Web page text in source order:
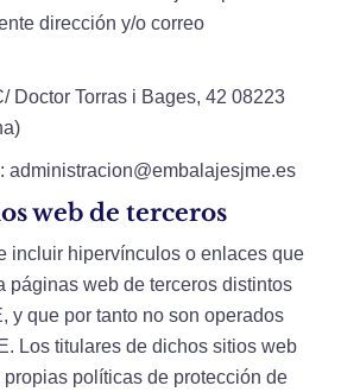
dirección y/o correo
Doctor Torras i Bages, 42 08223
administracion@embalajesjme.es
web de terceros
incluir hipervínculos o enlaces que
páginas web de terceros distintos
y que por tanto no son operados
Los titulares de dichos sitios web
políticas de protección de